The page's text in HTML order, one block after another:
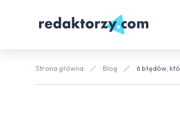
Strona główna Blog 6 błędów,